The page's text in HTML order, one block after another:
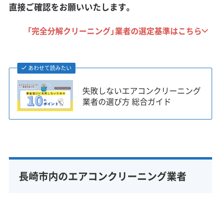
直接ご確認をお願いいたします。
「完全分解クリーニング」業者の選定基準はこちら
あわせて読みたい
失敗しないエアコンクリーニング
業者の選び方 総合ガイド
長崎市内のエアコンクリーニング業者